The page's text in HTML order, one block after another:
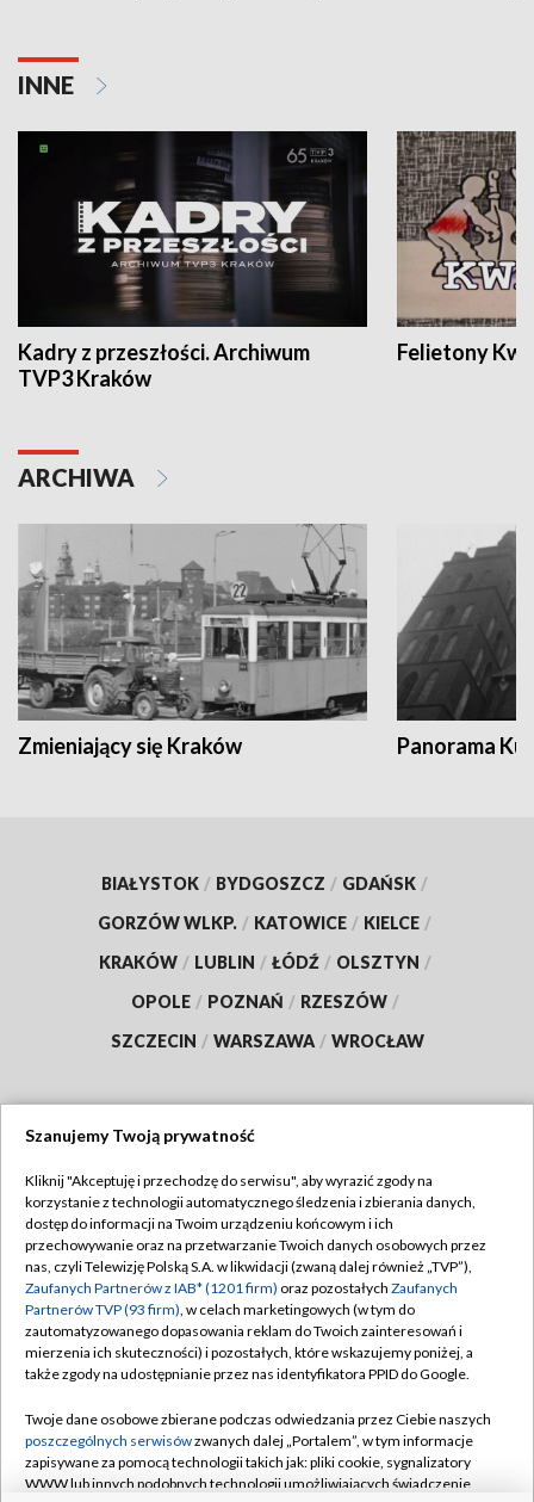
INNE
Kadry z przeszłości. Archiwum
TVP3 Kraków
Felietony
ARCHIWA
Zmieniający się Kraków Panorama
BIAŁYSTOK / BYDGOSZCZ / GDAŃSK /
GORZÓW WLKP. / KATOWICE / KIELCE /
KRAKÓW / LUBLIN / ŁÓDŹ / OLSZTYN /
OPOLE / POZNAŃ / RZESZÓW /
SZCZECIN / WARSZAWA / WROCŁAW
TVP
Abonament TVP
Emisja w TVP
Centrum informacji TVP
Naziemna Telewizja Cyfrowa
Rada Programowa
System NOS
Regulamin TVP
Polityka prywatności
Moje zgody
Pomoc
Kontakt
Szanujemy Twoją prywatność
Kliknij "Akceptuję i przechodzę do serwisu", aby wyrazić zgody na
korzystanie z technologii automatycznego śledzenia i zbierania danych,
dostęp do informacji na Twoim urządzeniu końcowym i ich
przechowywanie oraz na przetwarzanie Twoich danych osobowych przez
nas, czyli Telewizję Polską S.A. w likwidacji (zwaną dalej również „TVP”),
Zaufanych Partnerów z IAB* (1201 firm) oraz pozostałych Zaufanych
Partnerów TVP (93 firm), w celach marketingowych (w tym do
zautomatyzowanego dopasowania reklam do Twoich zainteresowań i
mierzenia ich skuteczności) i pozostałych, które wskazujemy poniżej, a
także zgody na udostępnianie przez nas identyfikatora PPID do Google.
Twoje dane osobowe zbierane podczas odwiedzania przez Ciebie naszych
poszczególnych serwisówzwanych dalej „Portalem”, w tym informacje
zapisywane za pomocą technologii takich jak: pliki cookie, sygnalizatory
WWW lub innych podobnych technologii umożliwiających świadczenie